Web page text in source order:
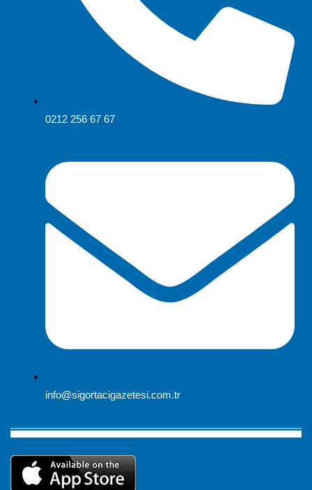
0212 256 67 67
info@sigortacigazetesi.com.tr